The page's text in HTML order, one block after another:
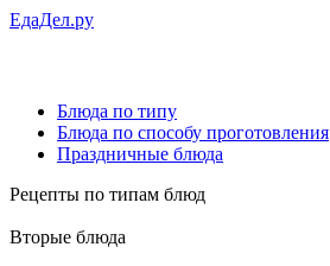
ЕдаДел.ру
Блюда по типу
Блюда по способу проготовления
Праздничные блюда
Рецепты по типам блюд
Вторые блюда